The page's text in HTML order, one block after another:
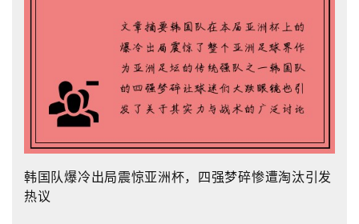
韩国队爆冷出局震惊亚洲杯，四强梦碎惨遭淘汰引发
热议